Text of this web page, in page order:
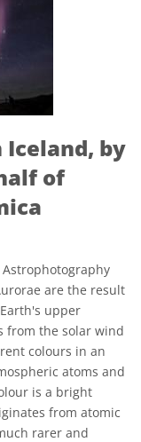
by
of
Astrophotography
are the result
upper
from the solar wind
colours in an
atoms and
is a bright
from atomic
rarer and